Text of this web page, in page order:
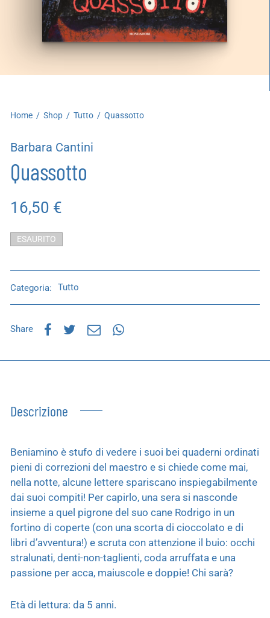
Home / Shop / Tutto / Quassotto
Barbara Cantini
Quassotto
16,50 €
ESAURITO
Categoria: Tutto
Share
Descrizione
Beniamino è stufo di vedere i suoi bei quaderni ordinati
pieni di correzioni del maestro e si chiede come mai,
nella notte, alcune lettere spariscano inspiegabilmente
dai suoi compiti! Per capirlo, una sera si nasconde
insieme a quel pigrone del suo cane Rodrigo in un
fortino di coperte (con una scorta di cioccolato e di
libri d’avventura!) e scruta con attenzione il buio: occhi
stralunati, denti-non-taglienti, coda arruffata e una
passione per acca, maiuscole e doppie! Chi sarà?
Età di lettura: da 5 anni.